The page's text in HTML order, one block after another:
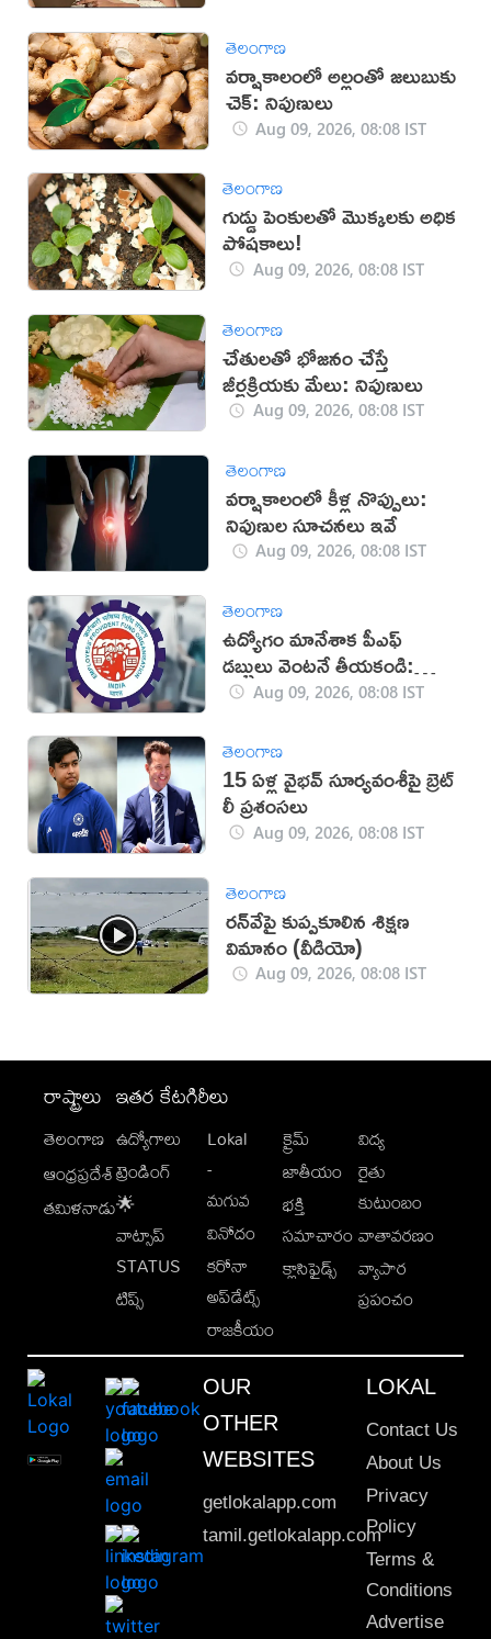
తెలంగాణ
వర్షాకాలంలో అల్లంతో జలుబుకు
చెక్: నిపుణులు
Aug 09, 2026, 08:08 IST
తెలంగాణ
గుడ్డు పెంకులతో మొక్కలకు అధిక
పోషకాలు!
Aug 09, 2026, 08:08 IST
తెలంగాణ
చేతులతో భోజనం చేస్తే
జీర్ణక్రియకు మేలు: నిపుణులు
Aug 09, 2026, 08:08 IST
తెలంగాణ
వర్షాకాలంలో కీళ్ల నొప్పులు:
నిపుణుల సూచనలు ఇవే
Aug 09, 2026, 08:08 IST
తెలంగాణ
ఉద్యోగం మానేశాక పీఎఫ్
డబ్బులు వెంటనే తీయకండి:
నిపుణులు
Aug 09, 2026, 08:08 IST
తెలంగాణ
15 ఏళ్ల వైభవ్ సూర్యవంశీపై బ్రెట్
లీ ప్రశంసలు
Aug 09, 2026, 08:08 IST
తెలంగాణ
రన్‌వేపై కుప్పకూలిన శిక్షణ
విమానం (వీడియో)
Aug 09, 2026, 08:08 IST
రాష్ట్రాలు
తెలంగాణ
ఆంధ్రప్రదేశ్
తమిళనాడు
ఇతర కేటగిరీలు
ఉద్యోగాలు
ట్రెండింగ్
🌟
వాట్సాప్
STATUS
టిప్స్
Lokal
-
మగువ
వినోదం
కరోనా
అప్‌డేట్స్
రాజకీయం
క్రైమ్
జాతీయం
భక్తి
సమాచారం
క్లాసిఫైడ్స్
విద్య
రైతు
కుటుంబం
వాతావరణం
వ్యాపార
ప్రపంచం
OUR
OTHER
WEBSITES
getlokalapp.com
tamil.getlokalapp.com
LOKAL
Contact Us
About Us
Privacy
Policy
Terms &
Conditions
Advertise